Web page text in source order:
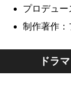
プロデュ
制作著作
ドラ